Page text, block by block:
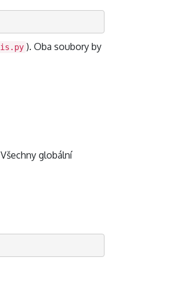
). Oba soubory by
globální